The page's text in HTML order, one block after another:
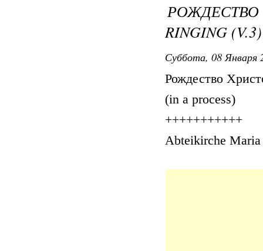
RINGING
Суббота, 08 Января
Рождество
(in a process)
+++++++++++
Abteikirche Maria